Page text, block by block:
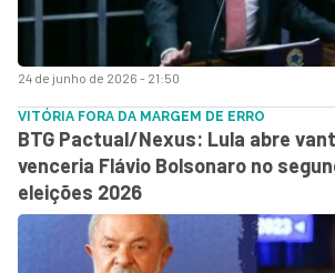
24 de junho de 2026 - 21:50
VITÓRIA FORA DA MARGEM DE ERRO
BTG Pactual/Nexus: Lula abre
venceria Flávio Bolsonaro no
eleições 2026